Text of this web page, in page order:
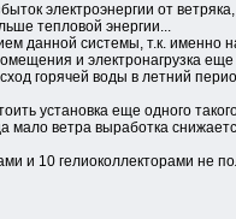
электроэнергии от
тепловой энергии...
данной системы, т.к. именно
и электронагрузка
горячей воды в летний
установка еще одного
мало ветра выработка
и 10 гелиоколлекторами не